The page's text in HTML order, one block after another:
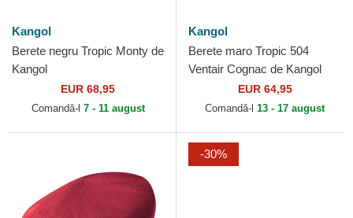
Kangol
Berete negru Tropic Monty de
Kangol
EUR 68,95
Comandă-l 7 - 11 august
Kangol
Berete maro Tropic 504
Ventair Cognac de Kangol
EUR 64,95
Comandă-l 13 - 17 august
-30%